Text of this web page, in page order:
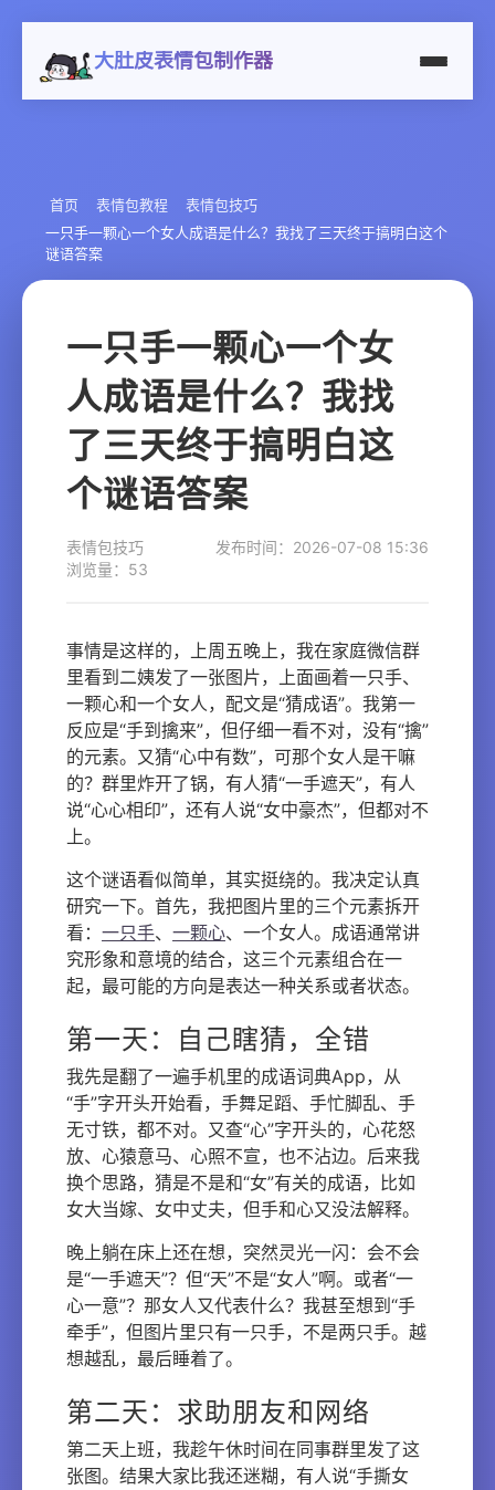
大肚皮表情包制作器
首页 表情包教程
表情包技巧
一只手一颗心一个女人成语是什么？我找了三天终于搞明白这个
谜语答案
一只手一颗心一个女
人成语是什么？我找
了三天终于搞明白这
个谜语答案
表情包技巧
发布时间：2026-07-08 15:36
浏览量：53
事情是这样的，上周五晚上，我在家庭微信群
里看到二姨发了一张图片，上面画着一只手、
一颗心和一个女人，配文是“猜成语”。我第一
反应是“手到擒来”，但仔细一看不对，没有“擒”
的元素。又猜“心中有数”，可那个女人是干嘛
的？群里炸开了锅，有人猜“一手遮天”，有人
说“心心相印”，还有人说“女中豪杰”，但都对不
上。
这个谜语看似简单，其实挺绕的。我决定认真
研究一下。首先，我把图片里的三个元素拆开
看： 一只手、 一颗心、一个女人。成语通常讲
究形象和意境的结合，这三个元素组合在一
起，最可能的方向是表达一种关系或者状态。
第一天：自己瞎猜，全错
我先是翻了一遍手机里的成语词典App，从
“手”字开头开始看，手舞足蹈、手忙脚乱、手
无寸铁，都不对。又查“心”字开头的，心花怒
放、心猿意马、心照不宣，也不沾边。后来我
换个思路，猜是不是和“女”有关的成语，比如
女大当嫁、女中丈夫，但手和心又没法解释。
晚上躺在床上还在想，突然灵光一闪：会不会
是“一手遮天”？但“天”不是“女人”啊。或者“一
心一意”？那女人又代表什么？我甚至想到“手
牵手”，但图片里只有一只手，不是两只手。越
想越乱，最后睡着了。
第二天：求助朋友和网络
第二天上班，我趁午休时间在同事群里发了这
张图。结果大家比我还迷糊，有人说“手撕女